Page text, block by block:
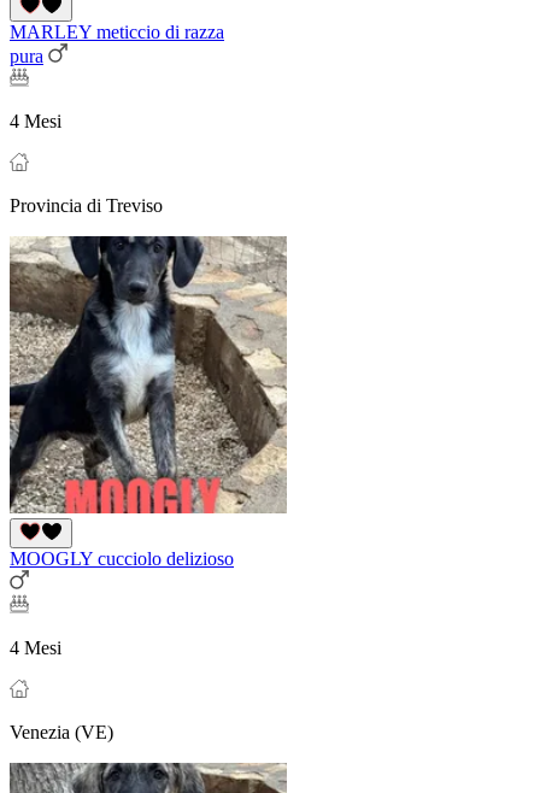
MARLEY meticcio di razza
pura
4 Mesi
Provincia di Treviso
MOOGLY cucciolo delizioso
4 Mesi
Venezia (VE)